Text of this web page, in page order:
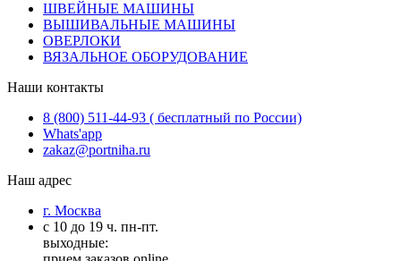
ШВЕЙНЫЕ МАШИНЫ
ВЫШИВАЛЬНЫЕ МАШИНЫ
ОВЕРЛОКИ
ВЯЗАЛЬНОЕ ОБОРУДОВАНИЕ
Наши контакты
8 (800) 511-44-93 ( бесплатный по России)
Whats'app
zakaz@portniha.ru
Наш адрес
г. Москва
с 10 до 19 ч. пн-пт.
выходные: